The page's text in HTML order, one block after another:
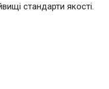
стандарти якості.